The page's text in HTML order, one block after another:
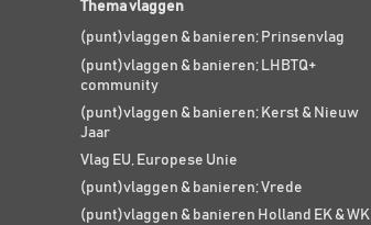
Thema vlaggen
(punt)vlaggen & banieren; Prinsenvlag
(punt)vlaggen & banieren; LHBTQ+
community
(punt)vlaggen & banieren; Kerst & Nieuw
Jaar
Vlag EU, Europese Unie
(punt)vlaggen & banieren; Vrede
(punt)vlaggen & banieren Holland EK & WK